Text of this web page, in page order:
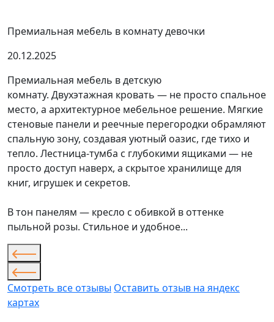
Премиальная мебель в комнату девочки
20.12.2025
Премиальная мебель в детскую
комнату. Двухэтажная кровать — не просто спальное
место, а архитектурное мебельное решение. Мягкие
стеновые панели и реечные перегородки обрамляют
спальную зону, создавая уютный оазис, где тихо и
тепло. Лестница-тумба с глубокими ящиками — не
просто доступ наверх, а скрытое хранилище для
книг, игрушек и секретов.
В тон панелям — кресло с обивкой в оттенке
пыльной розы. Стильное и удобное...
Смотреть все отзывы Оставить отзыв на яндекс
картах